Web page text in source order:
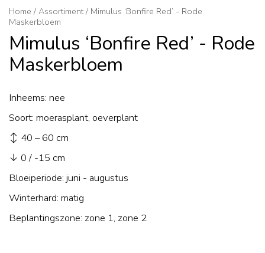
Home / Assortiment / Mimulus ‘Bonfire Red’ - Rode
Maskerbloem
Mimulus ‘Bonfire Red’ - Rode
Maskerbloem
Inheems: nee
Soort: moerasplant, oeverplant
↕ 40 – 60 cm
↓ 0 / -15 cm
Bloeiperiode: juni - augustus
Winterhard: matig
Beplantingszone: zone 1, zone 2